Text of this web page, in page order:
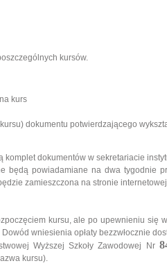
kursów.
kurs
dokumentu potwierdzającego
komplet dokumentów w sekretariacie
będą powiadamiane na dwa tygodnie
zamieszczona na stronie
kursu, ale po upewnieniu się
wniesienia opłaty bezzwłocznie
Wyższej Szkoły Zawodowej Nr
kursu).